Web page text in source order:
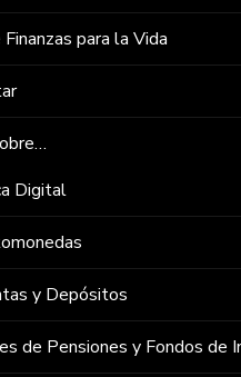
para la Vida
Digital
y Depósitos
de Pensiones y Fondos de